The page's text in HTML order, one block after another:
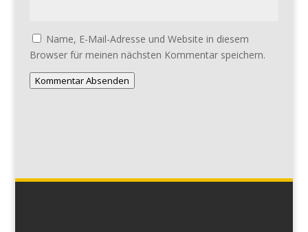
Name, E-Mail-Adresse und Website in diesem
Browser für meinen nächsten Kommentar speichern.
Kommentar Absenden